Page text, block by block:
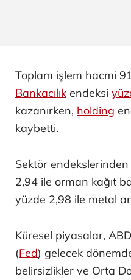
Toplam işlem hacmi
Bankacılık endeksi
kazanırken, holding
kaybetti.
Sektör
2,94 ile orman kağıt
yüzde 2,98 ile metal
Küresel piyasalar,
(Fed) gelecek
belirsizlikler ve Orta